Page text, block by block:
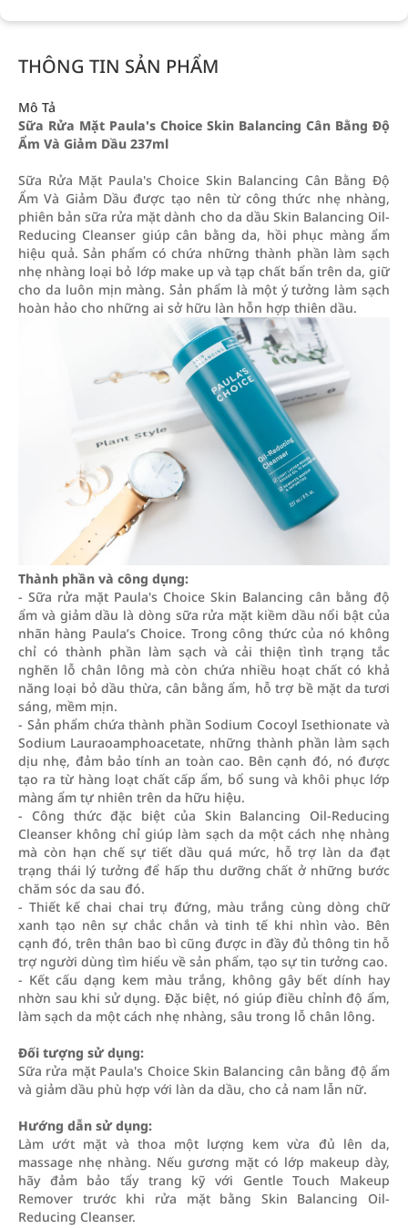
THÔNG TIN SẢN PHẨM
Mô Tả
Sữa Rửa Mặt Paula's Choice Skin Balancing Cân Bằng Độ
Ẩm Và Giảm Dầu 237ml
Sữa Rửa Mặt Paula's Choice Skin Balancing Cân Bằng Độ
Ẩm Và Giảm Dầu được tạo nên từ công thức nhẹ nhàng,
phiên bản sữa rửa mặt dành cho da dầu Skin Balancing Oil-
Reducing Cleanser giúp cân bằng da, hồi phục màng ẩm
hiệu quả. Sản phẩm có chứa những thành phần làm sạch
nhẹ nhàng loại bỏ lớp make up và tạp chất bẩn trên da, giữ
cho da luôn mịn màng. Sản phẩm là một ý tưởng làm sạch
hoàn hảo cho những ai sở hữu làn hỗn hợp thiên dầu.
Thành phần và công dụng:
- Sữa rửa mặt Paula's Choice Skin Balancing cân bằng độ
ẩm và giảm dầu là dòng sữa rửa mặt kiềm dầu nổi bật của
nhãn hàng Paula’s Choice. Trong công thức của nó không
chỉ có thành phần làm sạch và cải thiện tình trạng tắc
nghẽn lỗ chân lông mà còn chứa nhiều hoạt chất có khả
năng loại bỏ dầu thừa, cân bằng ẩm, hỗ trợ bề mặt da tươi
sáng, mềm mịn.
- Sản phẩm chứa thành phần Sodium Cocoyl Isethionate và
Sodium Lauraoamphoacetate, những thành phần làm sạch
dịu nhẹ, đảm bảo tính an toàn cao. Bên cạnh đó, nó được
tạo ra từ hàng loạt chất cấp ẩm, bổ sung và khôi phục lớp
màng ẩm tự nhiên trên da hữu hiệu.
- Công thức đặc biệt của Skin Balancing Oil-Reducing
Cleanser không chỉ giúp làm sạch da một cách nhẹ nhàng
mà còn hạn chế sự tiết dầu quá mức, hỗ trợ làn da đạt
trạng thái lý tưởng để hấp thu dưỡng chất ở những bước
chăm sóc da sau đó.
- Thiết kế chai chai trụ đứng, màu trắng cùng dòng chữ
xanh tạo nên sự chắc chắn và tinh tế khi nhìn vào. Bên
cạnh đó, trên thân bao bì cũng được in đầy đủ thông tin hỗ
trợ người dùng tìm hiểu về sản phẩm, tạo sự tin tưởng cao.
- Kết cấu dạng kem màu trắng, không gây bết dính hay
nhờn sau khi sử dụng. Đặc biệt, nó giúp điều chỉnh độ ẩm,
làm sạch da một cách nhẹ nhàng, sâu trong lỗ chân lông.
Đối tượng sử dụng:
Sữa rửa mặt Paula's Choice Skin Balancing cân bằng độ ẩm
và giảm dầu phù hợp với làn da dầu, cho cả nam lẫn nữ.
Hướng dẫn sử dụng:
Làm ướt mặt và thoa một lượng kem vừa đủ lên da,
massage nhẹ nhàng. Nếu gương mặt có lớp makeup dày,
hãy đảm bảo tẩy trang kỹ với Gentle Touch Makeup
Remover trước khi rửa mặt bằng Skin Balancing Oil-
Reducing Cleanser.